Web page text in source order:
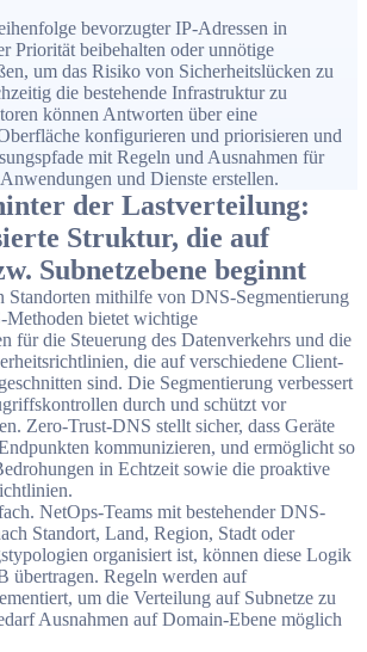
bevorzugter IP-Adressen in
Priorität beibehalten oder unnötige
um das Risiko von Sicherheitslücken zu
die bestehende Infrastruktur zu
können Antworten über eine
konfigurieren und priorisieren und
mit Regeln und Ausnahmen für
und Dienste erstellen.
der Lastverteilung:
Struktur, die auf
Subnetzebene beginnt
Standorten mithilfe von DNS-Segmentierung
bietet wichtige
für die Steuerung des Datenverkehrs und die
die auf verschiedene Client-
sind. Die Segmentierung verbessert
durch und schützt vor
Zero-Trust-DNS stellt sicher, dass Geräte
kommunizieren, und ermöglicht so
in Echtzeit sowie die proaktive
NetOps-Teams mit bestehender DNS-
Standort, Land, Region, Stadt oder
organisiert ist, können diese Logik
übertragen. Regeln werden auf
um die Verteilung auf Subnetze zu
Ausnahmen auf Domain-Ebene möglich